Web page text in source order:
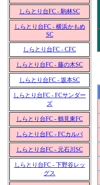
しらとり台FC - 駒林SC
しらとり台FC - 横浜かもめ
SC
しらとり台FC - CFC
しらとり台FC - 藤の木SC
しらとり台FC - 坂本SC
しらとり台FC - FCサンダー
ズ
しらとり台FC - 鶴見東FC
しらとり台FC - FCカルパ
しらとり台FC - 元石川SC
しらとり台FC - 下野谷レッ
グス